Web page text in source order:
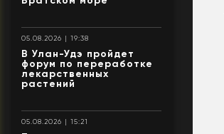
05.08.2026 | 19:38
В Улан-Удэ пройдет
форум по переработке
лекарственных
растений
05.08.2026 | 15:21